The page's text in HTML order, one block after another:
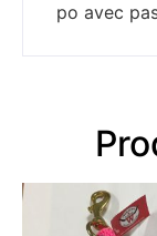
po avec